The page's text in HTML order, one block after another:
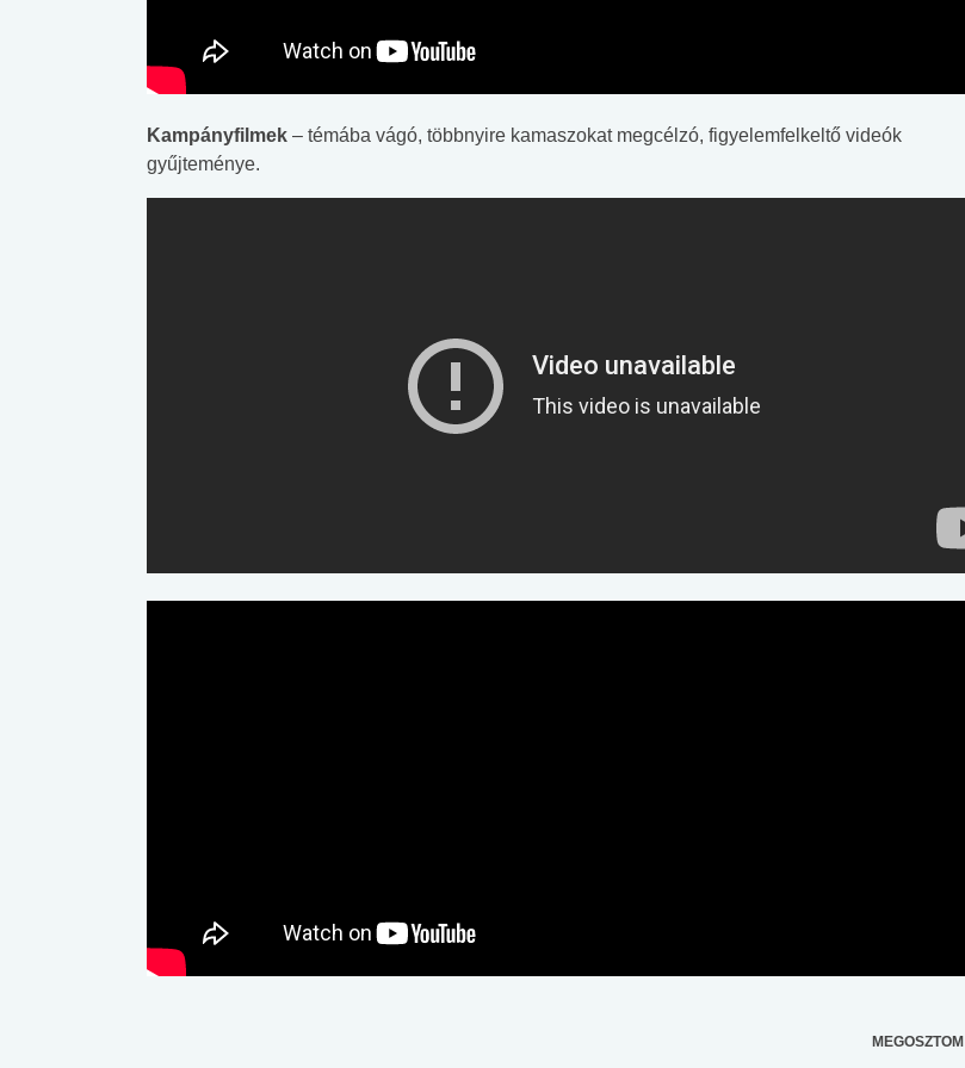
Kampányfilmek – témába vágó, többnyire kamaszokat megcélzó, figyelemfelkeltő videók
gyűjteménye.
MEGOSZTOM